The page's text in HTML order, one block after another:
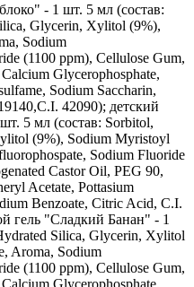
- 1 шт. 5 мл (состав:
Glycerin, Xylitol (9%),
Sodium
(1100 ppm), Cellulose Gum,
Glycerophosphate,
Sodium Saccharin,
42090); детский
5 мл (состав: Sorbitol,
(9%), Sodium Myristoyl
Sodium Fluoride
Castor Oil, PEG 90,
Acetate, Pottasium
Benzoate, Citric Acid, C.I.
гель "Сладкий Банан" - 1
Silica, Glycerin, Xylitol
Aroma, Sodium
(1100 ppm), Cellulose Gum,
Glycerophosphate,